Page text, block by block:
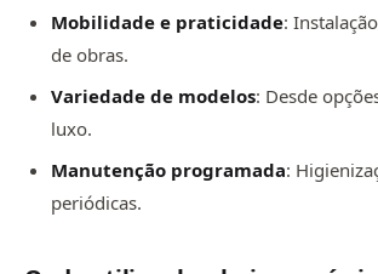
Mobilidade e praticidade:
de obras.
Variedade de modelos: Desde
luxo.
Manutenção programada:
periódicas.